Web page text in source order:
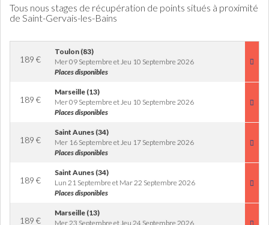
Tous nous stages de récupération de points situés à proximité
de Saint-Gervais-les-Bains
189 €
Toulon (83)
Mer 09 Septembre et Jeu 10 Septembre 2026
Places disponibles
189 €
Marseille (13)
Mer 09 Septembre et Jeu 10 Septembre 2026
Places disponibles
189 €
Saint Aunes (34)
Mer 16 Septembre et Jeu 17 Septembre 2026
Places disponibles
189 €
Saint Aunes (34)
Lun 21 Septembre et Mar 22 Septembre 2026
Places disponibles
189 €
Marseille (13)
Mer 23 Septembre et Jeu 24 Septembre 2026